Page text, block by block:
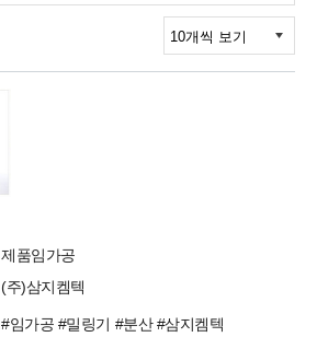
제품임가공
(주)삼지켐텍
#임가공 #밀링기 #분산 #삼지켐텍